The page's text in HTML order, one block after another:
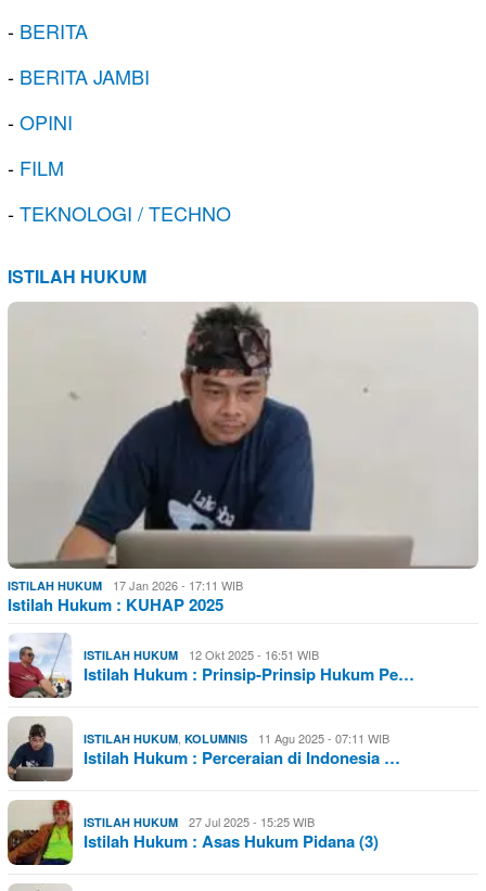
- BERITA
- BERITA JAMBI
-OPINI
- FILM
-TEKNOLOGI / TECHNO
ISTILAH HUKUM
ISTILAH HUKUM 17 Jan 2026 - 17:11 WIB
Istilah Hukum : KUHAP 2025
ISTILAH HUKUM 12 Okt 2025 - 16:51 WIB
Istilah Hukum : Prinsip-Prinsip Hukum Pe…
ISTILAH HUKUM KOLUMNIS 11 Agu 2025 - 07:11 WIB
Istilah Hukum : Perceraian di Indonesia …
ISTILAH HUKUM 27 Jul 2025 - 15:25 WIB
Istilah Hukum : Asas Hukum Pidana (3)